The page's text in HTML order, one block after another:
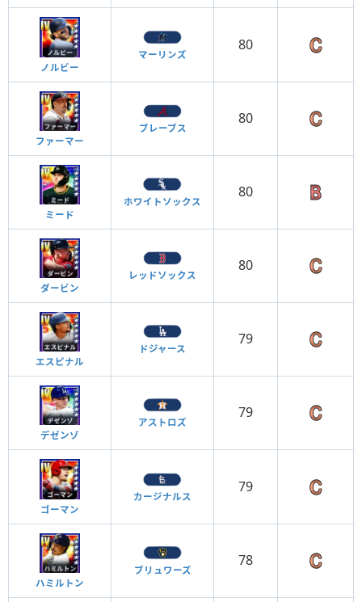
ノルビー
マーリンズ
80
ファーマー
ブレーブス
80
ミード
ホワイトソックス
80
ダービン
レッドソックス
80
エスピナル
ドジャース
79
デゼンゾ
アストロズ
79
ゴーマン
カージナルス
79
ハミルトン
ブリュワーズ
78